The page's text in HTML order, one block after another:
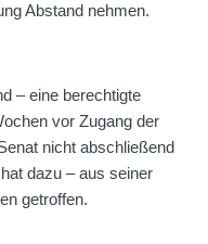
Abstand nehmen.
– eine berechtigte
vor Zugang der
nicht abschließend
dazu – aus seiner
getroffen.